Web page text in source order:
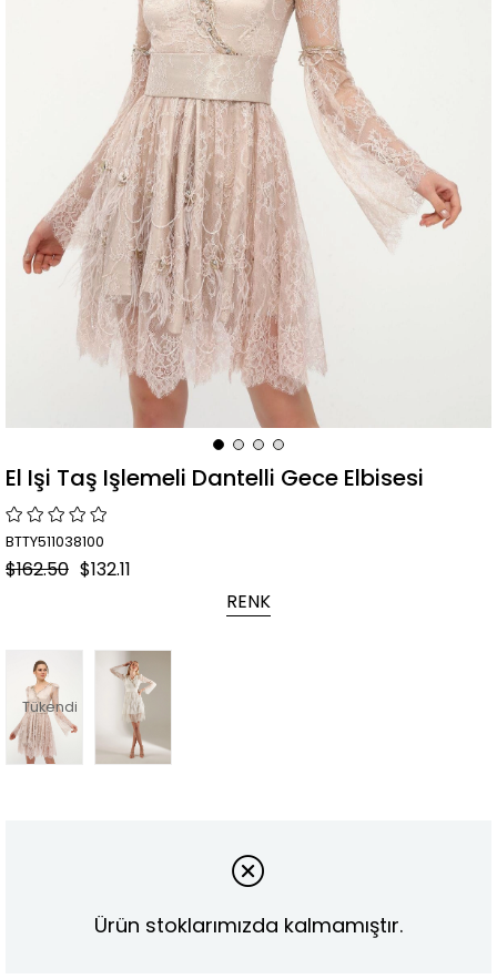
El Işi Taş Işlemeli Dantelli Gece Elbisesi
BTTY511038100
$162.50 $132.11
RENK
Tükendi
Ürün stoklarımızda kalmamıştır.